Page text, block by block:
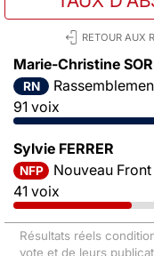
RETOUR AUX
Marie-Christine
RN
91 voix
Sylvie FERRER
NFP
Nouveau Front
41 voix
Résultats réels
vote et de leurs